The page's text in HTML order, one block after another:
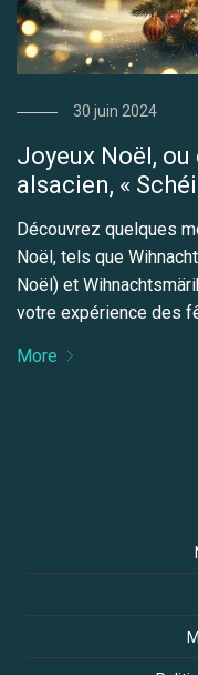
30 juin 2024
Joyeux Noël,
alsacien, «
Découvrez quelques
Noël, tels que
Noël) et
votre expérience des
More